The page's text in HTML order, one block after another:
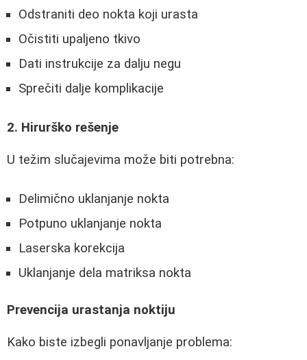
Odstraniti deo nokta koji urasta
Očistiti upaljeno tkivo
Dati instrukcije za dalju negu
Sprečiti dalje komplikacije
2. Hirurško rešenje
U težim slučajevima može biti potrebna:
Delimično uklanjanje nokta
Potpuno uklanjanje nokta
Laserska korekcija
Uklanjanje dela matriksa nokta
Prevencija urastanja noktiju
Kako biste izbegli ponavljanje problema: